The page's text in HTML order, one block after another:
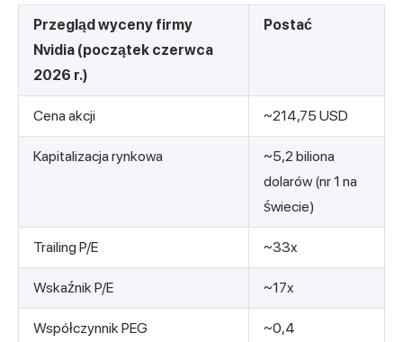
Przegląd wyceny firmy
Nvidia (początek czerwca
2026 r.)
Postać
Cena akcji ~214,75 USD
Kapitalizacja rynkowa
~5,2 biliona
dolarów (nr 1 na
świecie)
Trailing P/E ~33x
Wskaźnik P/E ~17x
Współczynnik PEG ~0,4